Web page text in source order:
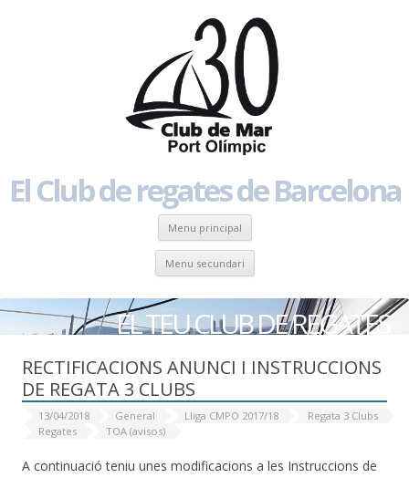
El Club de regates de Barcelona
Menu principal Skip to content
Menu secundari Skip to content
EL TEU CLUB DE REGATES
RECTIFICACIONS ANUNCI I INSTRUCCIONS
DE REGATA 3 CLUBS
13/04/2018 General Lliga CMPO 2017/18
Regata 3 Clubs
Regates
TOA (avisos)
A continuació teniu unes modificacions a les Instruccions de